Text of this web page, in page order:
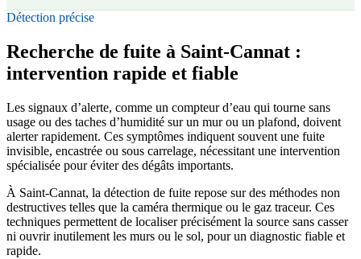
Détection précise
Recherche de fuite à Saint-Cannat :
intervention rapide et fiable
Les signaux d’alerte, comme un compteur d’eau qui tourne sans
usage ou des taches d’humidité sur un mur ou un plafond, doivent
alerter rapidement. Ces symptômes indiquent souvent une fuite
invisible, encastrée ou sous carrelage, nécessitant une intervention
spécialisée pour éviter des dégâts importants.
À Saint-Cannat, la détection de fuite repose sur des méthodes non
destructives telles que la caméra thermique ou le gaz traceur. Ces
techniques permettent de localiser précisément la source sans casser
ni ouvrir inutilement les murs ou le sol, pour un diagnostic fiable et
rapide.